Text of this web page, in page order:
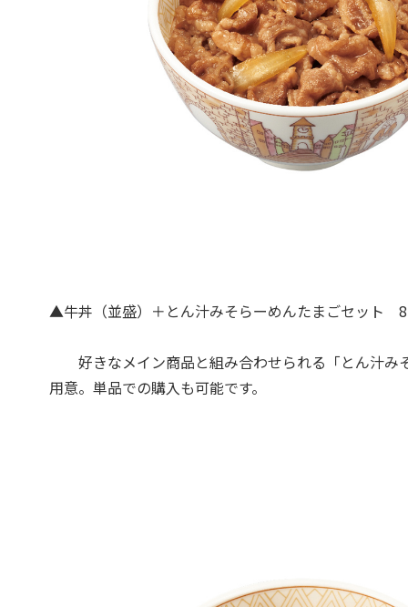
▲牛丼（並盛）＋とん汁みそらーめんたまごセット
好きなメイン商品と組み合わせられる「とん汁み
用意。単品での購入も可能です。